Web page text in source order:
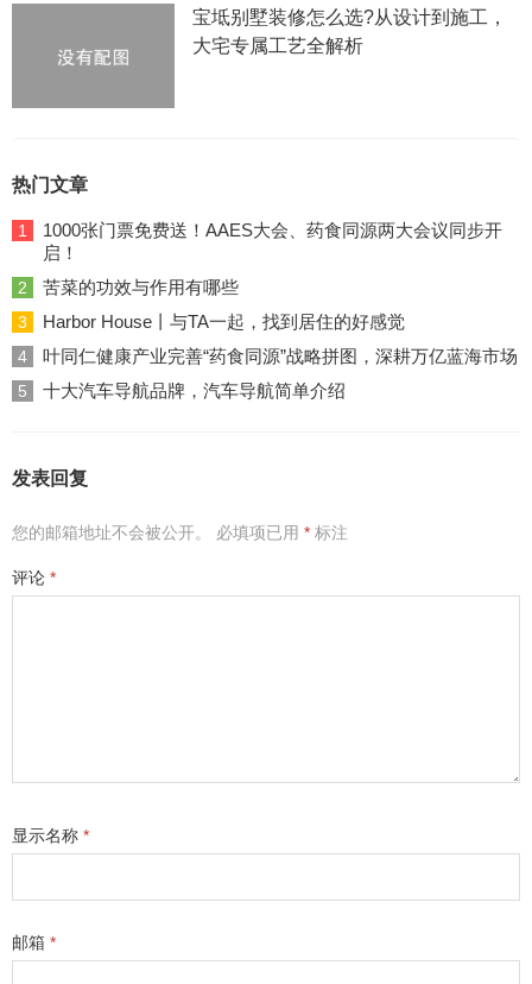
宝坻别墅装修怎么选?从设计到施工，
大宅专属工艺全解析
热门文章
1
1000张门票免费送！AAES大会、药食同源两大会议同步开
启！
2 苦菜的功效与作用有哪些
3 Harbor House丨与TA一起，找到居住的好感觉
4 叶同仁健康产业完善“药食同源”战略拼图，深耕万亿蓝海市场
5 十大汽车导航品牌，汽车导航简单介绍
发表回复
您的邮箱地址不会被公开。 必填项已用 * 标注
评论 *
显示名称 *
邮箱 *